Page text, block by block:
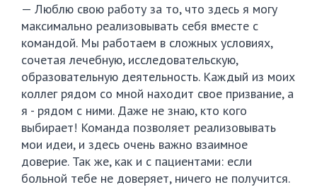
— Люблю свою работу за то, что здесь я могу
максимально реализовывать себя вместе с
командой. Мы работаем в сложных условиях,
сочетая лечебную, исследовательскую,
образовательную деятельность. Каждый из моих
коллег рядом со мной находит свое призвание, а
я - рядом с ними. Даже не знаю, кто кого
выбирает! Команда позволяет реализовывать
мои идеи, и здесь очень важно взаимное
доверие. Так же, как и с пациентами: если
больной тебе не доверяет, ничего не получится.